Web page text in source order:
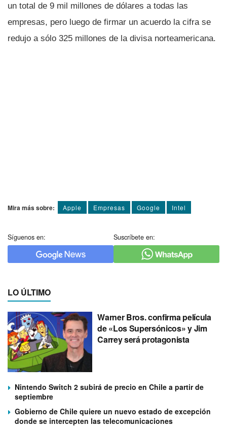
un total de 9 mil millones de dólares a todas las
empresas, pero luego de firmar un acuerdo la cifra se
redujo a sólo 325 millones de la divisa norteamericana.
Mira más sobre: Apple Empresas Google Intel
Síguenos en: Suscríbete en:
LO ÚLTIMO
Warner Bros. confirma película
de «Los Supersónicos» y Jim
Carrey será protagonista
Nintendo Switch 2 subirá de precio en Chile a partir de
septiembre
Gobierno de Chile quiere un nuevo estado de excepción
donde se intercepten las telecomunicaciones